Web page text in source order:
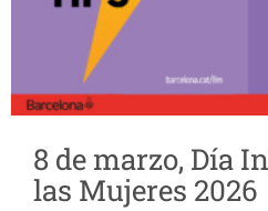
8 de marzo, Día
las Mujeres 2026